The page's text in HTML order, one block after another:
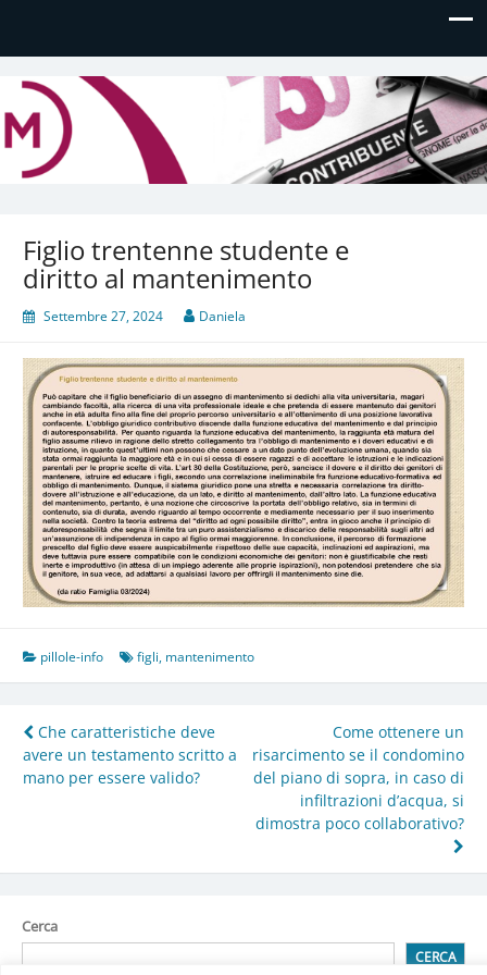
Daniela Manfè
Daniela Manfè Studio di consulenza amministrativa,
contabile, tributaria e fiscale
Figlio trentenne studente e
diritto al mantenimento
Settembre 27, 2024 Daniela
pillole-info figli, mantenimento
Navigazione
articoli
Che caratteristiche deve
avere un testamento scritto a
mano per essere valido?
Come ottenere un
risarcimento se il condomino
del piano di sopra, in caso di
infiltrazioni d’acqua, si
dimostra poco collaborativo?
Cerca
CERCA